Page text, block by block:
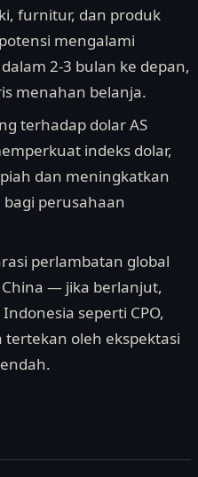
furnitur, dan produk
mengalami
2-3 bulan ke depan,
menahan belanja.
terhadap dolar AS
indeks dolar,
dan meningkatkan
perusahaan
perlambatan global
— jika berlanjut,
seperti CPO,
tertekan oleh ekspektasi